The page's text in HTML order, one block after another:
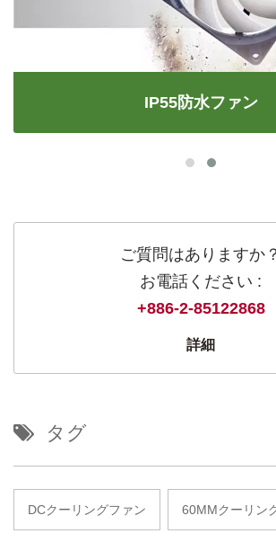
IP55防水ファン
ご質問はありますか？
お電話ください :
+886-2-85122868
詳細
タグ
DCクーリングファン 60MMクーリン